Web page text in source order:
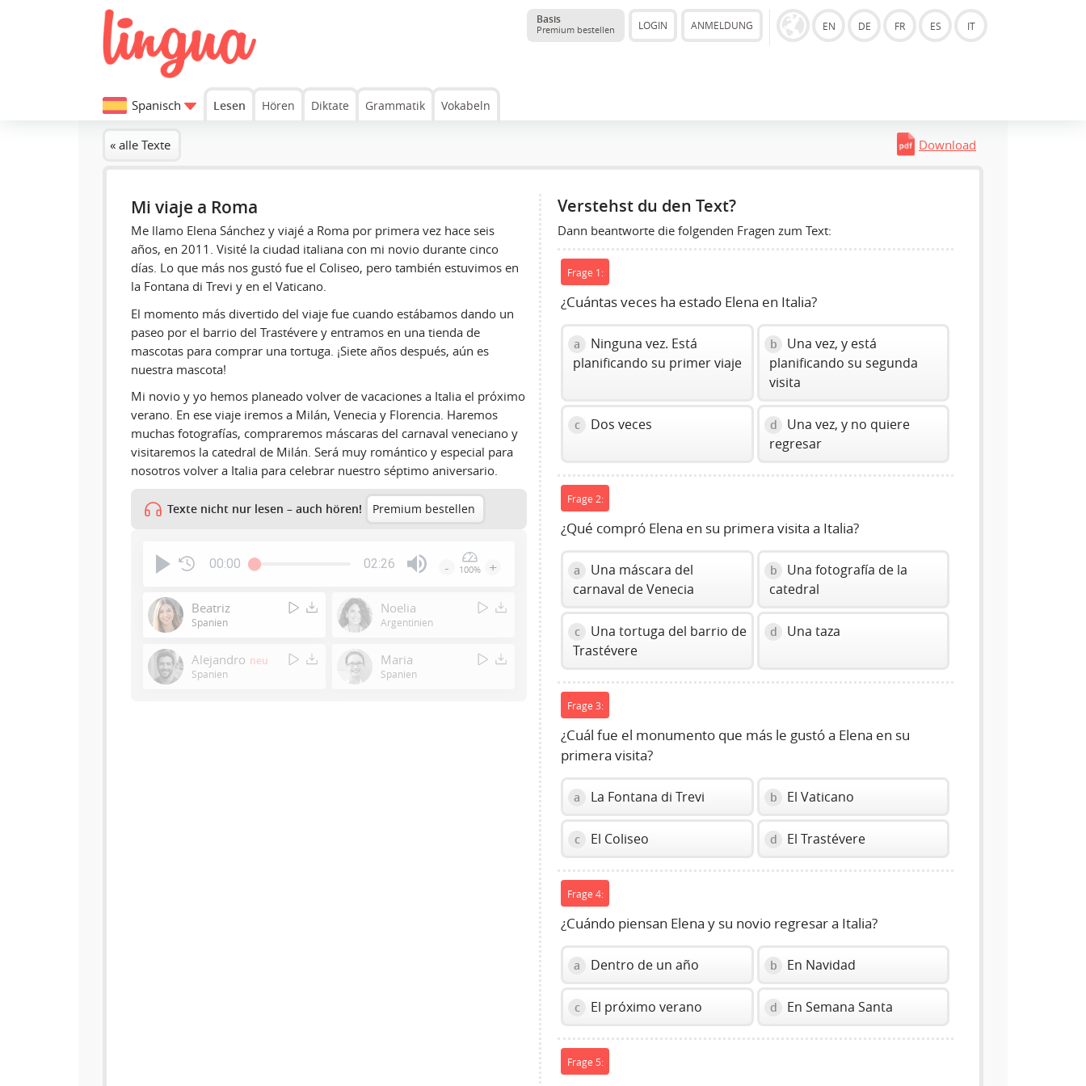
Basis
Premium bestellen LOGIN ANMELDUNG EN DE FR ES IT
Spanisch Lesen Hören Diktate Grammatik Vokabeln
« alle Texte Download
Mi viaje a Roma
Me llamo Elena Sánchez y viajé a Roma por primera vez hace seis
años, en 2011. Visité la ciudad italiana con mi novio durante cinco
días. Lo que más nos gustó fue el Coliseo, pero también estuvimos en
la Fontana di Trevi y en el Vaticano.
El momento más divertido del viaje fue cuando estábamos dando un
paseo por el barrio del Trastévere y entramos en una tienda de
mascotas para comprar una tortuga. ¡Siete años después, aún es
nuestra mascota!
Mi novio y yo hemos planeado volver de vacaciones a Italia el próximo
verano. En ese viaje iremos a Milán, Venecia y Florencia. Haremos
muchas fotografías, compraremos máscaras del carnaval veneciano y
visitaremos la catedral de Milán. Será muy romántico y especial para
nosotros volver a Italia para celebrar nuestro séptimo aniversario.
Texte nicht nur lesen – auch hören! Premium bestellen
00:00 02:26
or
to
show
- 100% +
Beatriz
Spanien
Noelia
Argentinien
Alejandro neu
Spanien
Maria
Spanien
Verstehst du den Text?
Dann beantworte die folgenden Fragen zum Text:
Frage 1:
¿Cuántas veces ha estado Elena en Italia?
a
Ninguna vez. Está
planificando su primer viaje
b
Una vez, y está
planificando su segunda
visita
c Dos veces d
Una vez, y no quiere
regresar
Frage 2:
¿Qué compró Elena en su primera visita a Italia?
a
Una máscara del
carnaval de Venecia
b
Una fotografía de la
catedral
c
Una tortuga del barrio de
Trastévere
d Una taza
Frage 3:
¿Cuál fue el monumento que más le gustó a Elena en su
primera visita?
a La Fontana di Trevi b El Vaticano
c El Coliseo d El Trastévere
Frage 4:
¿Cuándo piensan Elena y su novio regresar a Italia?
a Dentro de un año b En Navidad
c El próximo verano d En Semana Santa
Frage 5: